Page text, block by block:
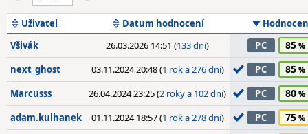
Uživatel Datum hodnocení
Všivák
26.03.2026 14:51 (133 dní) PC 85
next_ghost 03.11.2024 20:48 (1 rok a 276 dní) PC 85
Marcusss 26.04.2024 23:25 (2 roky a 102 dní) PC 80
adam.kulhanek 01.11.2024 18:57 (1 rok a 278 dní) PC 75